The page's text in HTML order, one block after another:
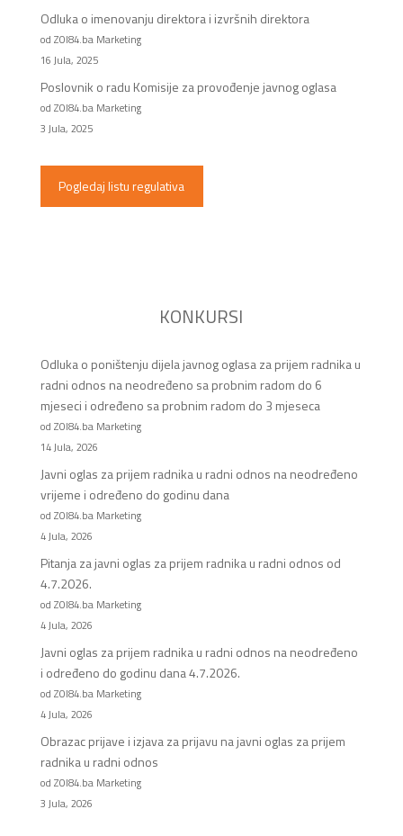
Odluka o imenovanju direktora i izvršnih direktora
od ZOI84.ba Marketing
16 Jula, 2025
Poslovnik o radu Komisije za provođenje javnog oglasa
od ZOI84.ba Marketing
3 Jula, 2025
Pogledaj listu regulativa
KONKURSI
Odluka o poništenju dijela javnog oglasa za prijem radnika u
radni odnos na neodređeno sa probnim radom do 6
mjeseci i određeno sa probnim radom do 3 mjeseca
od ZOI84.ba Marketing
14 Jula, 2026
Javni oglas za prijem radnika u radni odnos na neodređeno
vrijeme i određeno do godinu dana
od ZOI84.ba Marketing
4 Jula, 2026
Pitanja za javni oglas za prijem radnika u radni odnos od
4.7.2026.
od ZOI84.ba Marketing
4 Jula, 2026
Javni oglas za prijem radnika u radni odnos na neodređeno
i određeno do godinu dana 4.7.2026.
od ZOI84.ba Marketing
4 Jula, 2026
Obrazac prijave i izjava za prijavu na javni oglas za prijem
radnika u radni odnos
od ZOI84.ba Marketing
3 Jula, 2026